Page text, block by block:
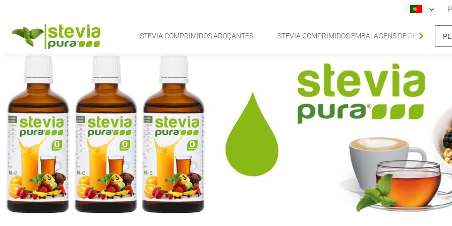
STEVIA COMPRIMIDOS ADOÇANTES STEVIA COMPRIMIDOS EMBALAGENS DE RECARGA DE